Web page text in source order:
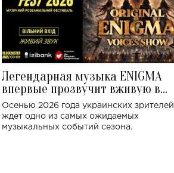
Легендарная музыка ENIGMA
впервые прозвучит вживую в
Украине: где состоится концерт
Осенью 2026 года украинских зрителей
ждет одно из самых ожидаемых
музыкальных событий сезона.